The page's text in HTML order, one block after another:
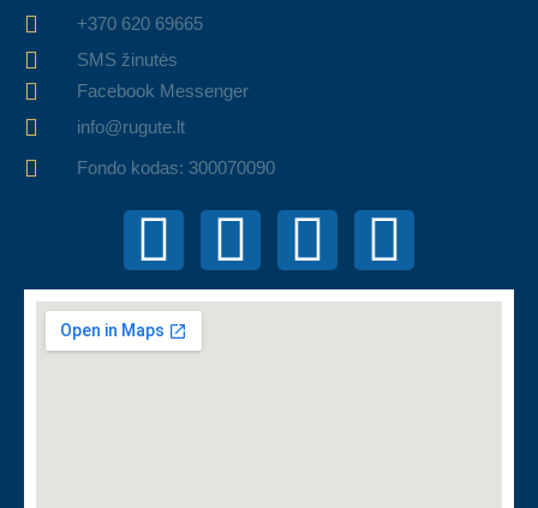
+370 620 69665
SMS žinutės
Facebook Messenger
info@rugute.lt
Fondo kodas: 300070090